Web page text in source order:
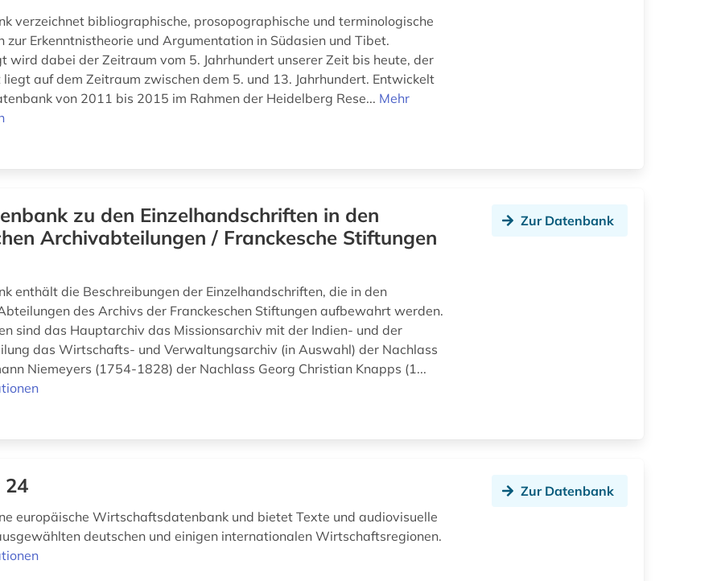
verzeichnet bibliographische, prosopographische und terminologische
zur Erkenntnistheorie und Argumentation in Südasien und Tibet.
wird dabei der Zeitraum vom 5. Jahrhundert unserer Zeit bis heute, der
auf dem Zeitraum zwischen dem 5. und 13. Jahrhundert. Entwickelt
von 2011 bis 2015 im Rahmen der Heidelberg Rese... Mehr
zu den Einzelhandschriften in den
Archivabteilungen / Franckesche Stiftungen
enthält die Beschreibungen der Einzelhandschriften, die in den
des Archivs der Franckeschen Stiftungen aufbewahrt werden.
sind das Hauptarchiv das Missionsarchiv mit der Indien- und der
das Wirtschafts- und Verwaltungsarchiv (in Auswahl) der Nachlass
Niemeyers (1754-1828) der Nachlass Georg Christian Knapps (1...
Zur Datenbank
24
europäische Wirt­­­­schafts­­daten­­bank und bietet Texte und audiovisuelle
deutschen und einigen internationalen Wirtschaftsregionen.
Zur Datenbank